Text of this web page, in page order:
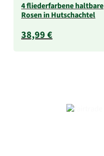
4 fliederfarbene haltbare
Rosen in Hutschachtel
38,99 €